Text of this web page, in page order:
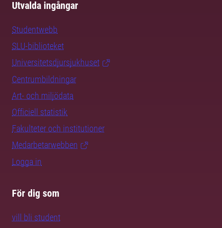
Utvalda ingångar
Studentwebb
SLU-biblioteket
Universitetsdjursjukhuset
Centrumbildningar
Art- och miljödata
Officiell statistik
Fakulteter och institutioner
Medarbetarwebben
Logga in
För dig som
vill bli student